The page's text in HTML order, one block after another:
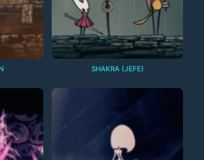
SHAKRA (JEFE)